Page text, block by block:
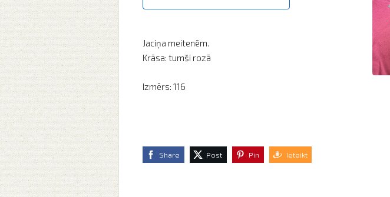
Jaciņa meitenēm.
Krāsa: tumši rozā
Izmērs: 116
Share Post Pin Ieteikt